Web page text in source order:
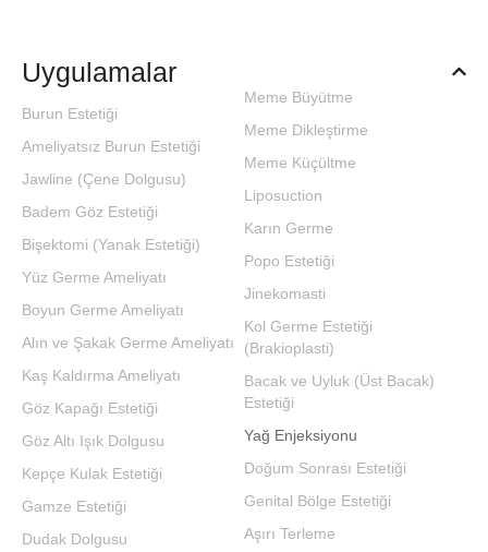
Uygulamalar
Burun Estetiği
Ameliyatsız Burun Estetiği
Jawline (Çene Dolgusu)
Badem Göz Estetiği
Bişektomi (Yanak Estetiği)
Yüz Germe Ameliyatı
Boyun Germe Ameliyatı
Alın ve Şakak Germe Ameliyatı
Kaş Kaldırma Ameliyatı
Göz Kapağı Estetiği
Göz Altı Işık Dolgusu
Kepçe Kulak Estetiği
Gamze Estetiği
Dudak Dolgusu
Meme Büyütme
Meme Dikleştirme
Meme Küçültme
Liposuction
Karın Germe
Popo Estetiği
Jinekomasti
Kol Germe Estetiği
(Brakioplasti)
Bacak ve Uyluk (Üst Bacak)
Estetiği
Yağ Enjeksiyonu
Doğum Sonrası Estetiği
Genital Bölge Estetiği
Aşırı Terleme